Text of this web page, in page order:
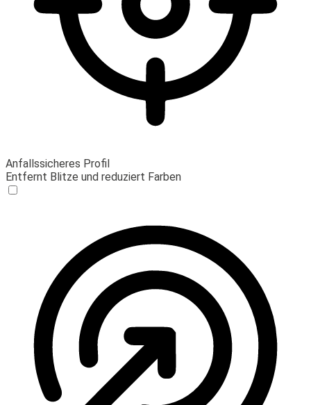
Anfallssicheres Profil
Entfernt Blitze und reduziert Farben